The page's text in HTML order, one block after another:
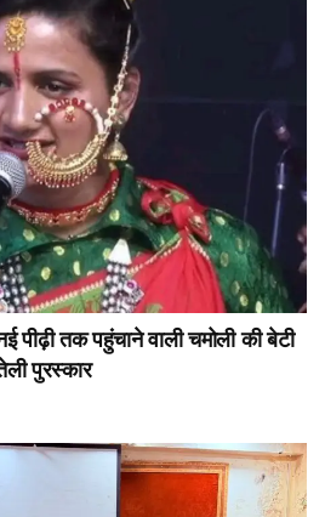
पीढ़ी तक पहुंचाने वाली चमोली की बेटी
पुरस्कार